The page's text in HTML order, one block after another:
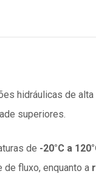
hidráulicas de
superiores.
de -20°C a
fluxo, enquanto a